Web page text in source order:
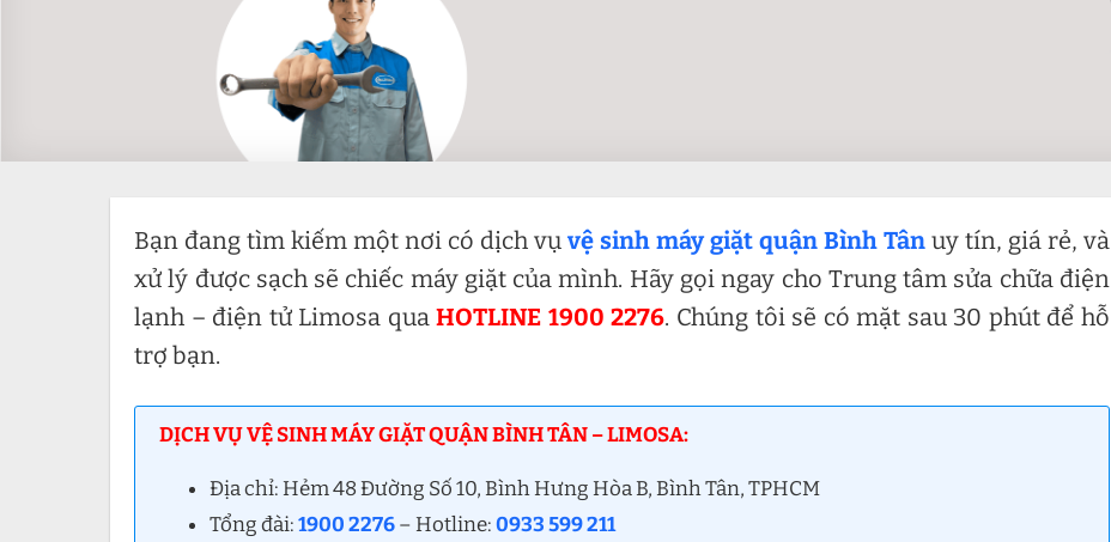
Bạn đang tìm kiếm một nơi có dịch vụ vệ sinh máy giặt quận Bình Tân uy tín, giá rẻ, và
xử lý được sạch sẽ chiếc máy giặt của mình. Hãy gọi ngay cho Trung tâm sửa chữa điện
lạnh – điện tử Limosa quaHOTLINE 1900 2276. Chúng tôi sẽ có mặt sau 30 phút để hỗ
trợ bạn.
DỊCH VỤ VỆ SINH MÁY GIẶT QUẬN BÌNH TÂN – LIMOSA:
Địa chỉ: Hẻm 48 Đường Số 10, Bình Hưng Hòa B, Bình Tân, TPHCM
Tổng đài:1900 2276– Hotline:0933 599 211